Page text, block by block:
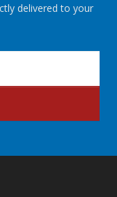
delivered to your